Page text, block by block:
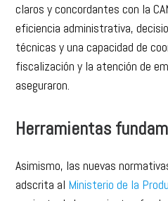
claros y concordantes con la
eficiencia administrativa,
técnicas y una capacidad de
fiscalización y la atención de
aseguraron.
Herramientas
Asimismo, las nuevas
adscrita al Ministerio de la